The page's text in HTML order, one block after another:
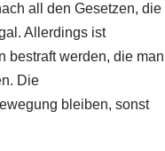
all den Gesetzen, die
Allerdings ist
bestraft werden, die man
Die
bleiben, sonst